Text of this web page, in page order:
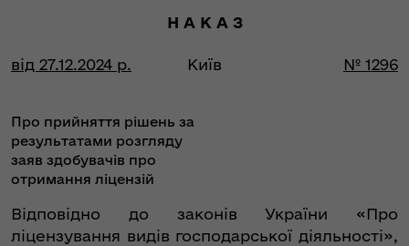
Н А К А З
від 27.12.2024 р. Київ № 1296
Про прийняття рішень за
результатами розгляду
заяв здобувачів про
отримання ліцензій
Відповідно до законів України «Про
ліцензування видів господарської діяльності»,